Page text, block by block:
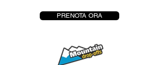
PRENOTA ORA